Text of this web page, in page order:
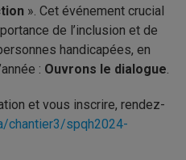
». Cet événement crucial
de l’inclusion et de
handicapées, en
: Ouvrons le dialogue
et vous inscrire, rendez-
chantier3/spqh2024-